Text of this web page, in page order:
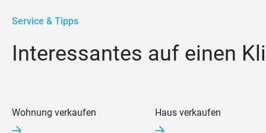
Service & Tipps
Interessantes auf einen
Wohnung verkaufen Haus verkaufen